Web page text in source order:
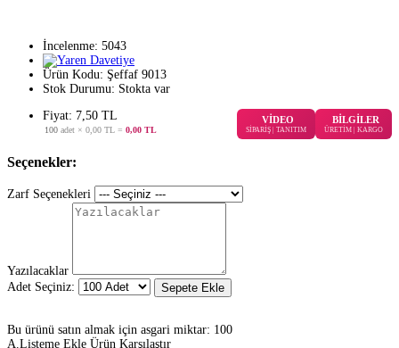
İncelenme: 5043
Ürün Kodu: Şeffaf 9013
Stok Durumu: Stokta var
Fiyat: 7,50 TL
100 adet × 0,00 TL = 0,00 TL
VİDEO
SİPARİŞ | TANITIM
BİLGİLER
ÜRETİM | KARGO
Seçenekler:
Zarf Seçenekleri
Yazılacaklar
Adet Seçiniz:
Sepete Ekle
Bu ürünü satın almak için asgari miktar: 100
A.Listeme Ekle Ürün Karşılaştır